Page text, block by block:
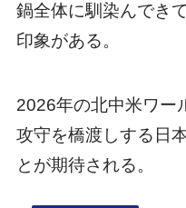
鍋全体に馴染んでき
印象がある。
2026年の北中米ワー
攻守を橋渡しする日
とが期待される。